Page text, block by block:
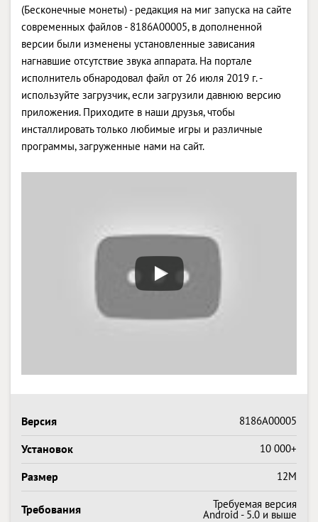
(Бесконечные монеты) - редакция на миг запуска на сайте
современных файлов - 8186A00005, в дополненной
версии были изменены установленные зависания
нагнавшие отсутствие звука аппарата. На портале
исполнитель обнародовал файл от 26 июля 2019 г. -
используйте загрузчик, если загрузили давнюю версию
приложения. Приходите в наши друзья, чтобы
инсталлировать только любимые игры и различные
программы, загруженные нами на сайт.
Версия 8186A00005
Установок 10 000+
Размер 12M
Требования Требуемая версия
Android - 5.0 и выше